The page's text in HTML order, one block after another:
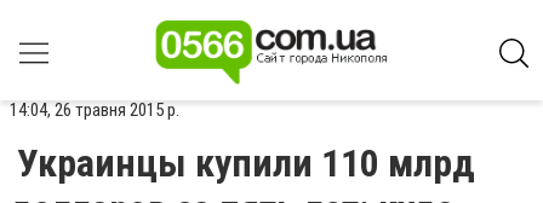
14:04, 26 травня 2015 р.
Украинцы купили 110 млрд